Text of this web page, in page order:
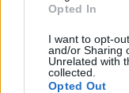
Opted In
I want to opt-
and/or Sharing
Unrelated with
collected.
Opted Out